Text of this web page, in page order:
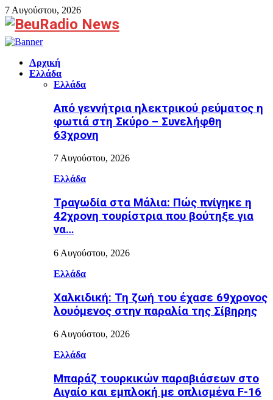
7 Αυγούστου, 2026
Facebook
Αρχική
Ελλάδα
Ελλάδα
Από γεννήτρια ηλεκτρικού ρεύματος η
φωτιά στη Σκύρο – Συνελήφθη
63χρονη
7 Αυγούστου, 2026
Ελλάδα
Τραγωδία στα Μάλια: Πώς πνίγηκε η
42χρονη τουρίστρια που βούτηξε για
να…
6 Αυγούστου, 2026
Ελλάδα
Χαλκιδική: Τη ζωή του έχασε 69χρονος
λουόμενος στην παραλία της Σίβηρης
6 Αυγούστου, 2026
Ελλάδα
Μπαράζ τουρκικών παραβιάσεων στο
Αιγαίο και εμπλοκή με οπλισμένα F-16